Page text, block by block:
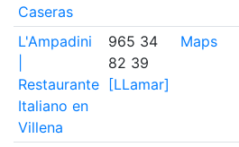
Caseras
L'Ampadini
Restaurante
Italiano en
Villena
965 34
82 39
[LLamar]
Maps